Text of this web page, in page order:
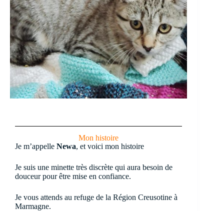
Mon histoire
Je m’appelle Newa, et voici mon histoire
Je suis une minette très discrète qui aura besoin de
douceur pour être mise en confiance.
Je vous attends au refuge de la Région Creusotine à
Marmagne.